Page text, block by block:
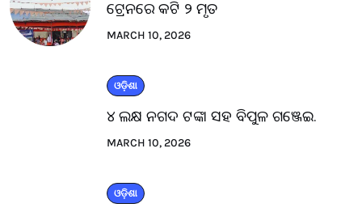
ଟ୍ରେନରେ କଟି ୨ ମୃତ
MARCH 10, 2026
ଓଡ଼ିଶା
୪ ଲକ୍ଷ ନଗଦ ଟଙ୍କା ସହ ବିପୁଳ ଗଞ୍ଜେଇ.
MARCH 10, 2026
ଓଡ଼ିଶା